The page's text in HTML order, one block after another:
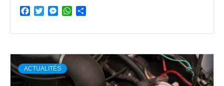
FacebookTwitterMessengerWhatsApp
ACTUALITÉS